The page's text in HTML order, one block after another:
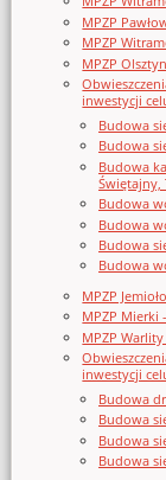
MPZP
MPZP
MPZP
inwestycji
Budowa
Budowa
Budowa
Świętajny,
Budowa
Budowa
Budowa
Budowa
MPZP
MPZP Mierki
MPZP Warlity
inwestycji
Budowa
Budowa
Budowa
Budowa